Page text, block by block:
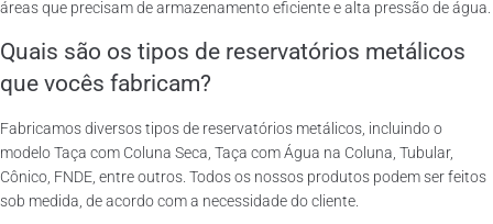
áreas que precisam de armazenamento eficiente e alta pressão de água.
Quais são os tipos de reservatórios metálicos
que vocês fabricam?
Fabricamos diversos tipos de reservatórios metálicos, incluindo o
modelo Taça com Coluna Seca, Taça com Água na Coluna, Tubular,
Cônico, FNDE, entre outros. Todos os nossos produtos podem ser feitos
sob medida, de acordo com a necessidade do cliente.